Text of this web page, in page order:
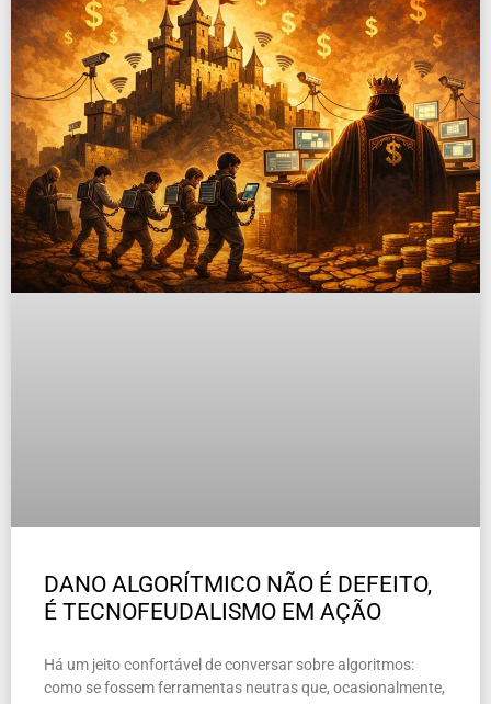
DANO ALGORÍTMICO NÃO É DEFEITO,
É TECNOFEUDALISMO EM AÇÃO
Há um jeito confortável de conversar sobre algoritmos:
como se fossem ferramentas neutras que, ocasionalmente,